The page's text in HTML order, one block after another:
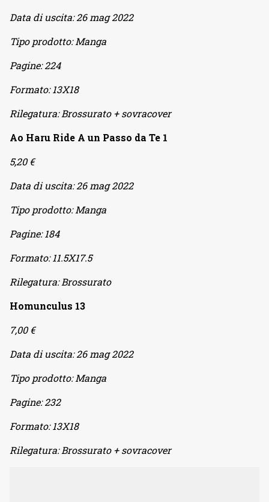
Data di uscita: 26 mag 2022
Tipo prodotto: Manga
Pagine: 224
Formato: 13X18
Rilegatura: Brossurato + sovracover
Ao Haru Ride A un Passo da Te 1
5,20 €
Data di uscita: 26 mag 2022
Tipo prodotto: Manga
Pagine: 184
Formato: 11.5X17.5
Rilegatura: Brossurato
Homunculus 13
7,00 €
Data di uscita: 26 mag 2022
Tipo prodotto: Manga
Pagine: 232
Formato: 13X18
Rilegatura: Brossurato + sovracover